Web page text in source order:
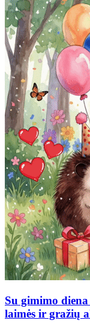
Su gimimo
laimės ir gražių